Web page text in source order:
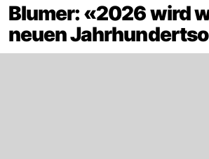
Blumer: «2026 wird
neuen